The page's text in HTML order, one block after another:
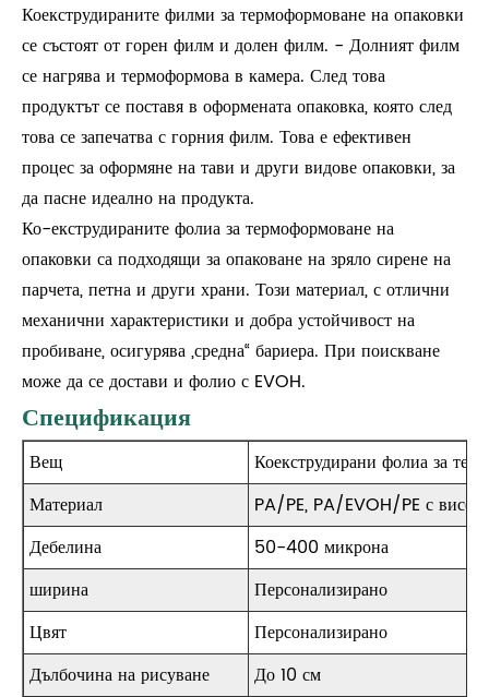
Коекструдираните филми за термоформоване на опаковки
се състоят от горен филм и долен филм. - Долният филм
се нагрява и термоформова в камера. След това
продуктът се поставя в оформената опаковка, която след
това се запечатва с горния филм. Това е ефективен
процес за оформяне на тави и други видове опаковки, за
да пасне идеално на продукта.
Ко-екструдираните фолиа за термоформоване на
опаковки са подходящи за опаковане на зряло сирене на
парчета, петна и други храни. Този материал, с отлични
механични характеристики и добра устойчивост на
пробиване, осигурява „средна“ бариера. При поискване
може да се достави и фолио с EVOH.
Спецификация
Вещ
Коекструдирани фолиа за
Материал
PA/PE, PA/EVOH/PE с
Дебелина
50-400 микрона
ширина
Персонализирано
Цвят
Персонализирано
Дълбочина на рисуване
До 10 см